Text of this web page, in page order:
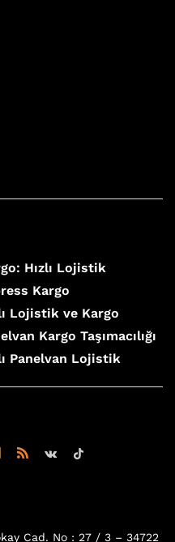
Hızlı Lojistik
Kargo
Lojistik ve Kargo
Kargo Taşımacılığı
Panelvan Lojistik
Cad. No : 27 / 3 – 34722